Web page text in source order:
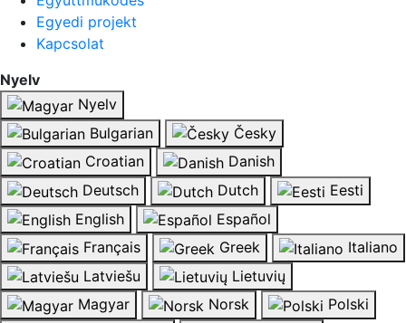
Egyedi projekt
Kapcsolat
Nyelv
Nyelv
Bulgarian
Česky
Croatian
Danish
Deutsch
Dutch
Eesti
English
Español
Français
Greek
Italiano
Latviešu
Lietuvių
Magyar
Norsk
Polski